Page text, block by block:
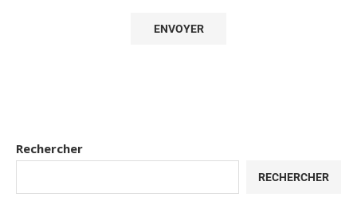
Rechercher
RECHERCHER